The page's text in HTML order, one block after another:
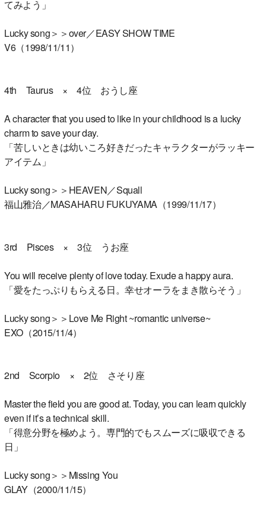
てみよう」
Lucky song＞＞over／EASY SHOW TIME
V6（1998/11/11）
4th Taurus × 4位 おうし座
A character that you used to like in your childhood is a lucky
charm to save your day.
「苦しいときは幼いころ好きだったキャラクターがラッキー
アイテム」
Lucky song＞＞HEAVEN／Squall
福山雅治／MASAHARU FUKUYAMA（1999/11/17）
3rd Pisces × 3位 うお座
You will receive plenty of love today. Exude a happy aura.
「愛をたっぷりもらえる日。幸せオーラをまき散らそう」
Lucky song＞＞Love Me Right ~romantic universe~
EXO（2015/11/4）
2nd Scorpio × 2位 さそり座
Master the field you are good at. Today, you can learn quickly
even if it’s a technical skill.
「得意分野を極めよう。専門的でもスムーズに吸収できる
日」
Lucky song＞＞Missing You
GLAY（2000/11/15）